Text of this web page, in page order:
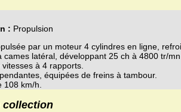
: Propulsion
par un moteur 4 cylindres en ligne,
cames latéral, développant 25 ch à 4800 tr/
à 4 rapports.
équipées de freins à tambour.
108 km/h.
collection